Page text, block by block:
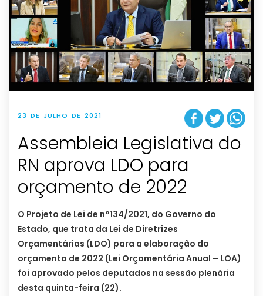
23 DE JULHO DE 2021
Assembleia Legislativa do
RN aprova LDO para
orçamento de 2022
O Projeto de Lei de n°134/2021, do Governo do
Estado, que trata da Lei de Diretrizes
Orçamentárias (LDO) para a elaboração do
orçamento de 2022 (Lei Orçamentária Anual – LOA)
foi aprovado pelos deputados na sessão plenária
desta quinta-feira (22).